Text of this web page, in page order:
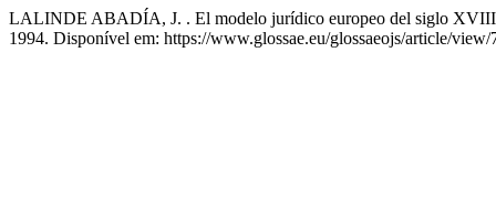
LALINDE ABADÍA, J. . El modelo jurídico europeo del siglo
1994. Disponível em: https://www.glossae.eu/glossaeojs/article/view/